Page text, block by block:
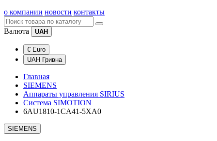
о компании новости контакты
Валюта UAH
€ Euro
UAH Гривна
Главная
SIEMENS
Аппараты управления SIRIUS
Система SIMOTION
6AU1810-1CA41-5XA0
SIEMENS